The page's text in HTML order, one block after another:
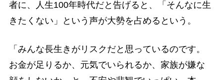
者に、人生100年時代だと告げると、「そんなに生
きたくない」という声が大勢を占めるという。
「みんな長生きがリスクだと思っているのです。
お金が足りるか、元気でいられるか、家族が嫌な